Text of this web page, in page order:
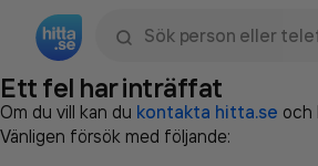
Ett fel har inträffat
Om du vill kan du kontakta hitta.se och
Vänligen försök med följande: